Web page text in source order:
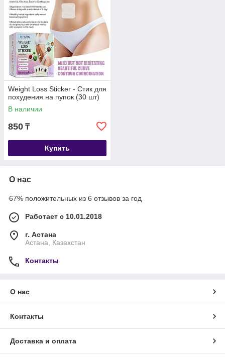
Weight Loss Sticker - Стик для
похудения на пупок (30 шт)
В наличии
850 ₸
Купить
О нас
67% положительных из 6 отзывов за год
Работает с 10.01.2018
г. Астана
Астана, Казахстан
Контакты
О нас
Контакты
Доставка и оплата